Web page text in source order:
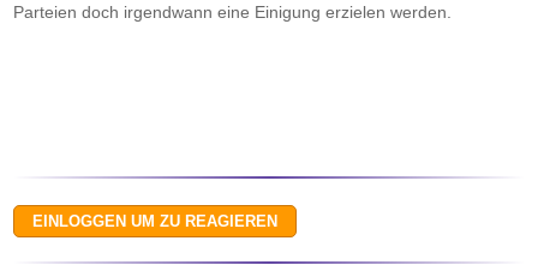
Parteien doch irgendwann eine Einigung erzielen werden.